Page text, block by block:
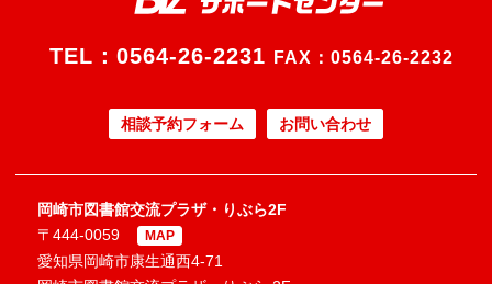
TEL： 0564-26-2231 FAX：0564-26-2232
相談予約フォーム お問い合わせ
岡崎市図書館交流プラザ・りぶら2F
〒444-0059
MAP
愛知県岡崎市康生通西4-71